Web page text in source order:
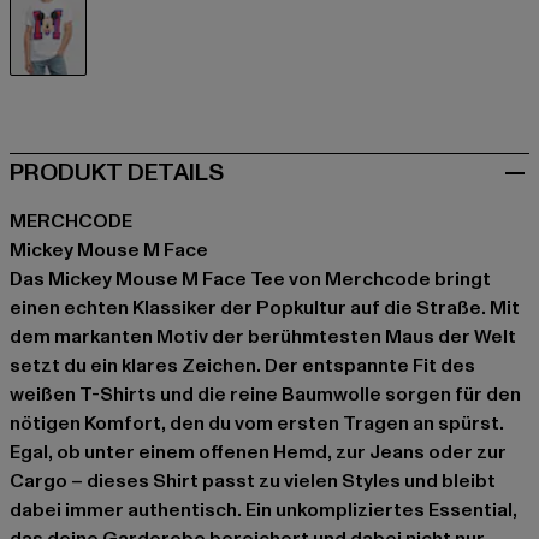
PRODUKT DETAILS
MERCHCODE
Mickey Mouse M Face
Das Mickey Mouse M Face Tee von Merchcode bringt
einen echten Klassiker der Popkultur auf die Straße. Mit
dem markanten Motiv der berühmtesten Maus der Welt
setzt du ein klares Zeichen. Der entspannte Fit des
weißen T-Shirts und die reine Baumwolle sorgen für den
nötigen Komfort, den du vom ersten Tragen an spürst.
Egal, ob unter einem offenen Hemd, zur Jeans oder zur
Cargo – dieses Shirt passt zu vielen Styles und bleibt
dabei immer authentisch. Ein unkompliziertes Essential,